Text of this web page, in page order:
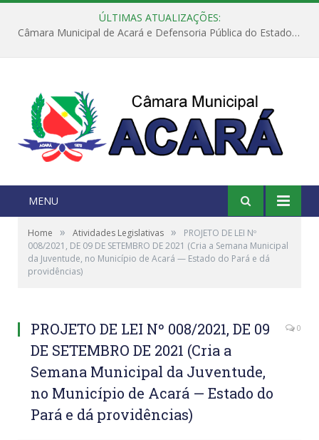
ÚLTIMAS ATUALIZAÇÕES:
Câmara Municipal de Acará e Defensoria Pública do Estado, promovem Ação Balcão de Direitos
MENU
Home » Atividades Legislativas »
PROJETO DE LEI Nº
008/2021, DE 09 DE SETEMBRO DE 2021 (Cria a Semana Municipal
da Juventude, no Município de Acará — Estado do Pará e dá
providências)
PROJETO DE LEI Nº 008/2021, DE 09
DE SETEMBRO DE 2021 (Cria a
Semana Municipal da Juventude,
no Município de Acará — Estado do
Pará e dá providências)
0